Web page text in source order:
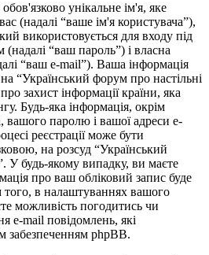
унікальне ім'я, яке
(надалі “ваше ім'я користувача”),
використовується для входу під
“ваш пароль”) і власна
“ваш e-mail”). Ваша інформація
“Український форум про настільні
захист інформації країни, яка
Будь-яка інформація, окрім
вашого паролю і вашої адреси e-
реєстрації може бути
на розсуд “Український
У будь-якому випадку, ви маєте
про ваш обліковий запис буде
того, в налаштуваннях вашого
можливість погодитись чи
e-mail повідомлень, які
забезпеченням phpBB.